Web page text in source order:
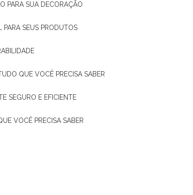
PARA SUA DECORAÇÃO
PARA SEUS PRODUTOS
QUE VOCÊ PRECISA SABER
SEGURO E EFICIENTE
VOCÊ PRECISA SABER